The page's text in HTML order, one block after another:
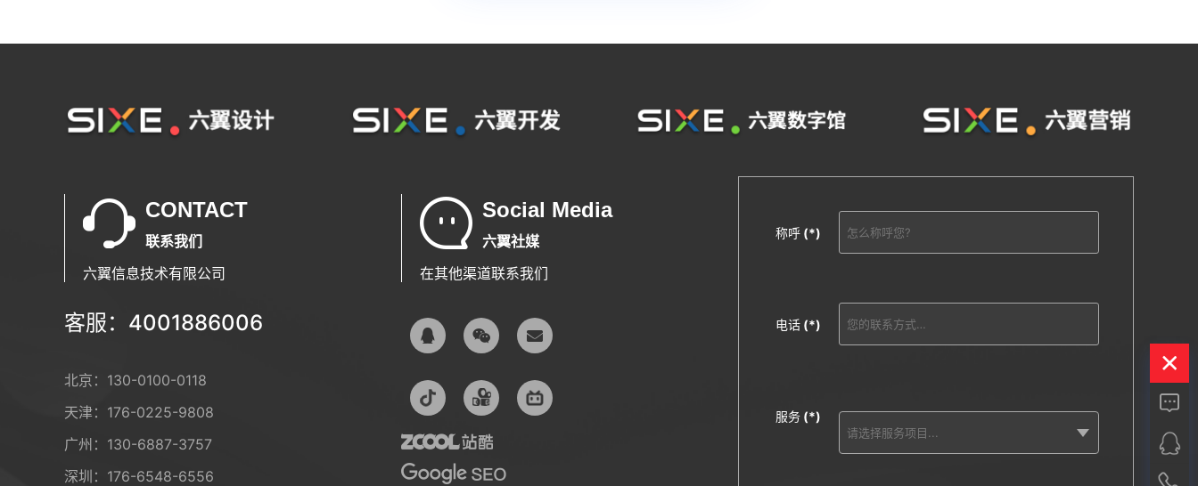
CONTACT
联系我们
六翼信息技术有限公司
客服：4001886006
北京： 130-0100-0118
天津： 176-0225-9808
广州： 130-6887-3757
深圳： 176-6548-6556
Social Media
六翼社媒
在其他渠道联系我们
称呼 (*)
电话 (*)
服务 (*)